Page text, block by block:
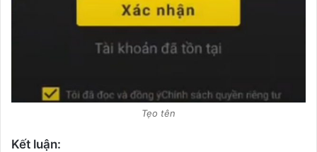
Tẹo tên
Kết luận: